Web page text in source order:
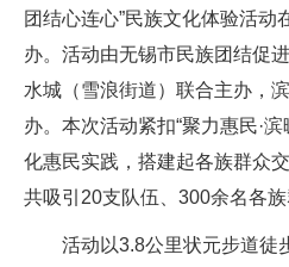
团结心连心”民族文化体验活动
办。活动由无锡市民族团结促
水城（雪浪街道）联合主办，
办。本次活动紧扣“聚力惠民·
化惠民实践，搭建起各族群众
共吸引20支队伍、300余名各族
活动以3.8公里状元步道徒